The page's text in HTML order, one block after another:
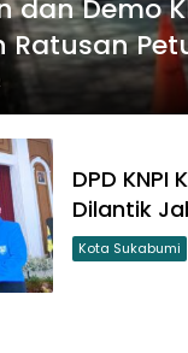
dan Demo
Ratusan
DPD
Dilantik
Kota Sukabumi